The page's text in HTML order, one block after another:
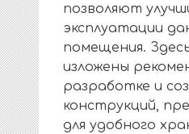
позволяют
эксплуатации
помещения.
изложены
разработке и
конструкций,
для удобного